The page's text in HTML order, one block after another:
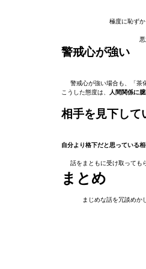
極度に恥ず
警戒心が強い
警戒心が強い場合も、「茶
こうした態度は、
人間関係に
相手を見下して
自分より格下だと思っている
話をまともに受け取っても
まとめ
まじめな話を冗談めか